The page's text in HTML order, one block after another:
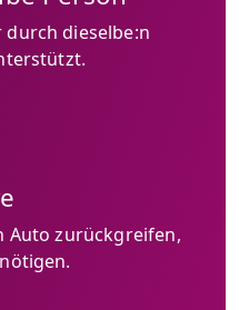
durch dieselbe:n
Auto zurückgreifen,